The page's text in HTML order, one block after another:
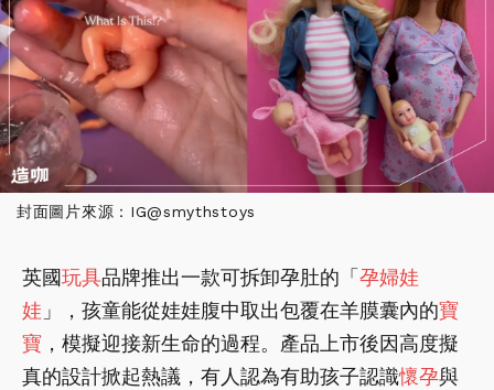
封面圖片來源：IG@smythstoys
英國玩具品牌推出一款可拆卸孕肚的「孕婦娃
娃 」，孩童能從娃娃腹中取出包覆在羊膜囊內的寶
寶 ，模擬迎接新生命的過程。產品上市後因高度擬
真的設計掀起熱議，有人認為有助孩子認識懷孕與